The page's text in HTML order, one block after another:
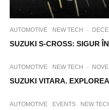
AUTOMOTIVE NEW TECH ·
SUZUKI S-CROSS: SIGUR
AUTOMOTIVE NEW TECH ·
SUZUKI VITARA.
AUTOMOTIVE EVENTS NEW